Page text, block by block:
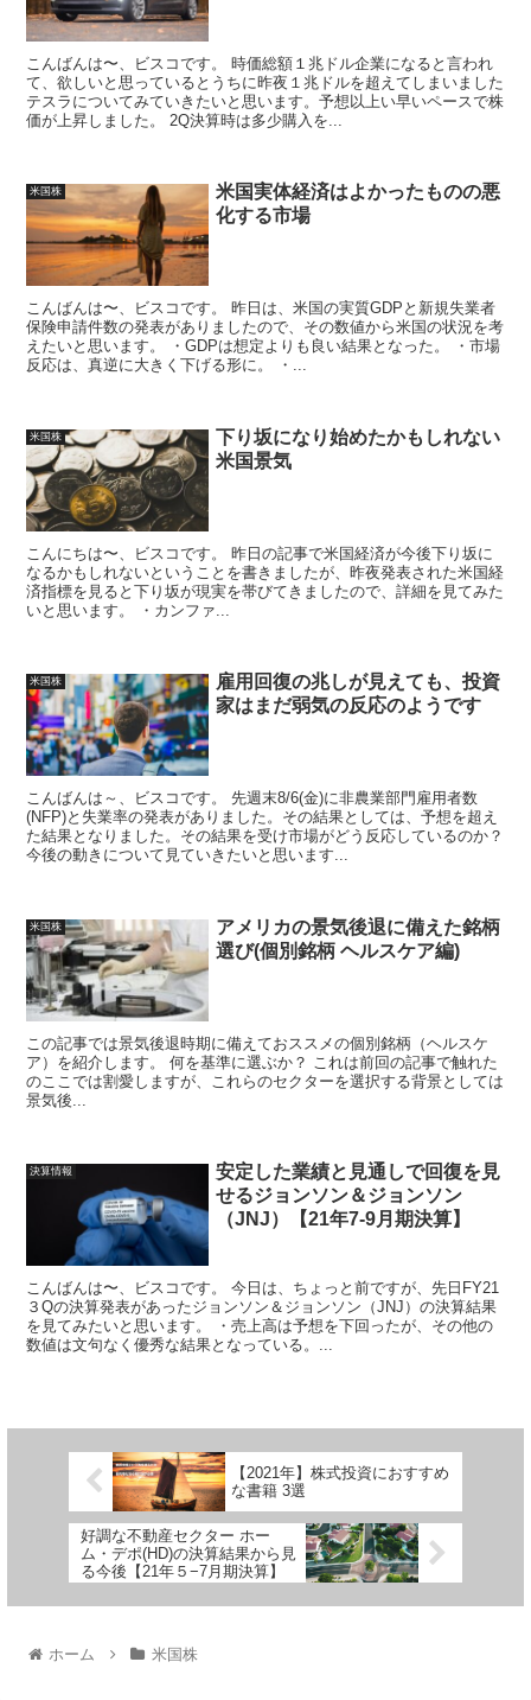
こんばんは〜、ビスコです。 時価総額１兆ドル企業になると言われ
て、欲しいと思っているとうちに昨夜１兆ドルを超えてしまいました
テスラについてみていきたいと思います。予想以上い早いペースで株
価が上昇しました。 2Q決算時は多少購入を...
米国株
米国実体経済はよかったものの悪
化する市場
こんばんは〜、ビスコです。 昨日は、米国の実質GDPと新規失業者
保険申請件数の発表がありましたので、その数値から米国の状況を考
えたいと思います。 ・GDPは想定よりも良い結果となった。 ・市場
反応は、真逆に大きく下げる形に。 ・...
米国株
下り坂になり始めたかもしれない
米国景気
こんにちは〜、ビスコです。 昨日の記事で米国経済が今後下り坂に
なるかもしれないということを書きましたが、昨夜発表された米国経
済指標を見ると下り坂が現実を帯びてきましたので、詳細を見てみた
いと思います。 ・カンファ...
米国株
雇用回復の兆しが見えても、投資
家はまだ弱気の反応のようです
こんばんは～、ビスコです。 先週末8/6(金)に非農業部門雇用者数
(NFP)と失業率の発表がありました。その結果としては、予想を超え
た結果となりました。その結果を受け市場がどう反応しているのか？
今後の動きについて見ていきたいと思います...
米国株
アメリカの景気後退に備えた銘柄
選び(個別銘柄 ヘルスケア編)
この記事では景気後退時期に備えておススメの個別銘柄（ヘルスケ
ア）を紹介します。 何を基準に選ぶか？ これは前回の記事で触れた
のここでは割愛しますが、これらのセクターを選択する背景としては
景気後...
決算情報
安定した業績と見通しで回復を見
せるジョンソン＆ジョンソン
（JNJ）【21年7-9月期決算】
こんばんは〜、ビスコです。 今日は、ちょっと前ですが、先日FY21
３Qの決算発表があったジョンソン＆ジョンソン（JNJ）の決算結果
を見てみたいと思います。 ・売上高は予想を下回ったが、その他の
数値は文句なく優秀な結果となっている。...
【2021年】株式投資におすすめ
な書籍 3選
好調な不動産セクター ホー
ム・デポ(HD)の決算結果から見
る今後【21年５−7月期決算】
ホーム 米国株